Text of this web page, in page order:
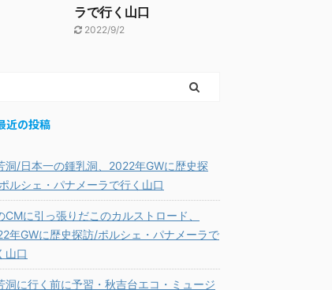
ラで行く山口
2022/9/2
近の投稿
洞/日本一の鍾乳洞、2022年GWに歴史探
ルシェ・パナメーラで行く山口
CMに引っ張りだこのカルストロード、
年GWに歴史探訪/ポルシェ・パナメーラで
山口
洞に行く前に予習・秋吉台エコ・ミュージ